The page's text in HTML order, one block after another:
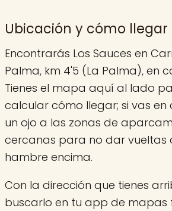
Ubicación y cómo llegar
Encontrarás Los Sauces en
Palma, km 4'5 (La Palma), en
Tienes el mapa aquí al lado
calcular cómo llegar; si vas en
un ojo a las zonas de
cercanas para no dar vueltas
hambre encima.
Con la dirección que tienes
buscarlo en tu app de mapas